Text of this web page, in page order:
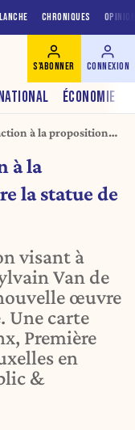
CHRONIQUES
ÉCONOMIE
S'ABONNER CONNEXION
à la proposition
à la
la statue de
visant à
Van de
œuvre
Une carte
Première
en
&